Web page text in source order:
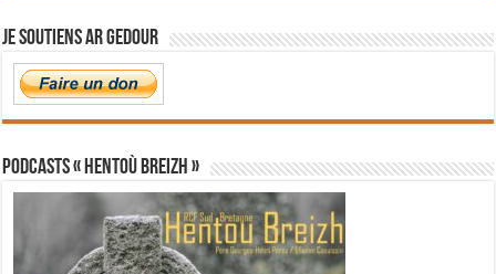
Je soutiens Ar Gedour
PODCASTS « Hentoù Breizh »